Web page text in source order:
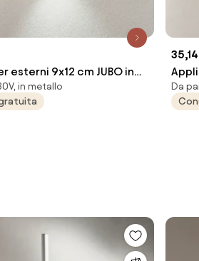
esterni 9x12 cm JUBO in
con diffusore in vetro
in metallo
8x12
Da